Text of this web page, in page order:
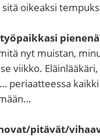
oikeaksi
nyt muistan,
viikko.
periaatteessa
pitävät/